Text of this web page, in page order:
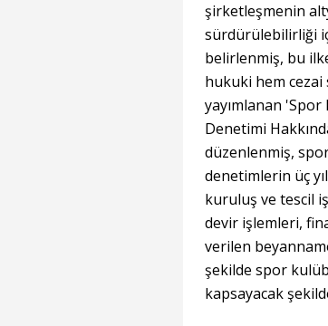
şirketleşmenin
sürdürülebilirliği
belirlenmiş, bu
hukuki hem cezai
yayımlanan
Denetimi
düzenlenmiş,
denetimlerin üç
kuruluş ve tescil
devir işlemleri,
verilen
şekilde spor
kapsayacak